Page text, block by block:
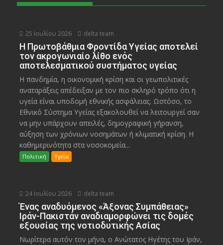
25 Ιουλίου 2026 delta team
Η Πρωτοβάθμια Φροντίδα Υγείας αποτελεί
τον ακρογωνιαίο λίθο ενός
αποτελεσματικού συστήματος υγείας
Η πανδημία, η οικονομική κρίση και οι γεωπολιτικές
αναταράξεις απέδειξαν με τον πιο σκληρό τρόπο ότι η
υγεία είναι υποδομή εθνικής ασφάλειας. Ωστόσο, το
Εθνικό Σύστημα Υγείας εξακολουθεί να λειτουργεί σαν
να μην υπάρχουν απειλές, δημογραφική γήρανση,
αύξηση των χρόνιων νοσημάτων ή κλιματική κρίση. Η
καθημερινότητα στα νοσοκομεία...
Πολιτική Υγεία
24 Ιουλίου 2026 delta team
Ένας αναδυόμενος «Άξονας Συμπάθειας»
Ιράν-Πακιστάν αναδιαμορφώνει τις δομές
εξουσίας της νοτιοδυτικής Ασίας
Νωρίτερα αυτόν τον μήνα, ο Ανώτατος Ηγέτης του Ιράν,